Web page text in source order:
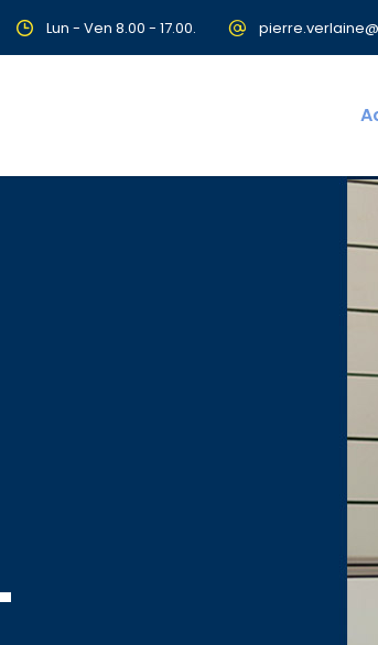
Lun - Ven 8.00 - 17.00.